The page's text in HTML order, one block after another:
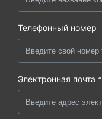
Телефонный номер
Электронная почта *